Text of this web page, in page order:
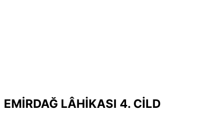
EMİRDAĞ LÂHİKASI 4. CİLD